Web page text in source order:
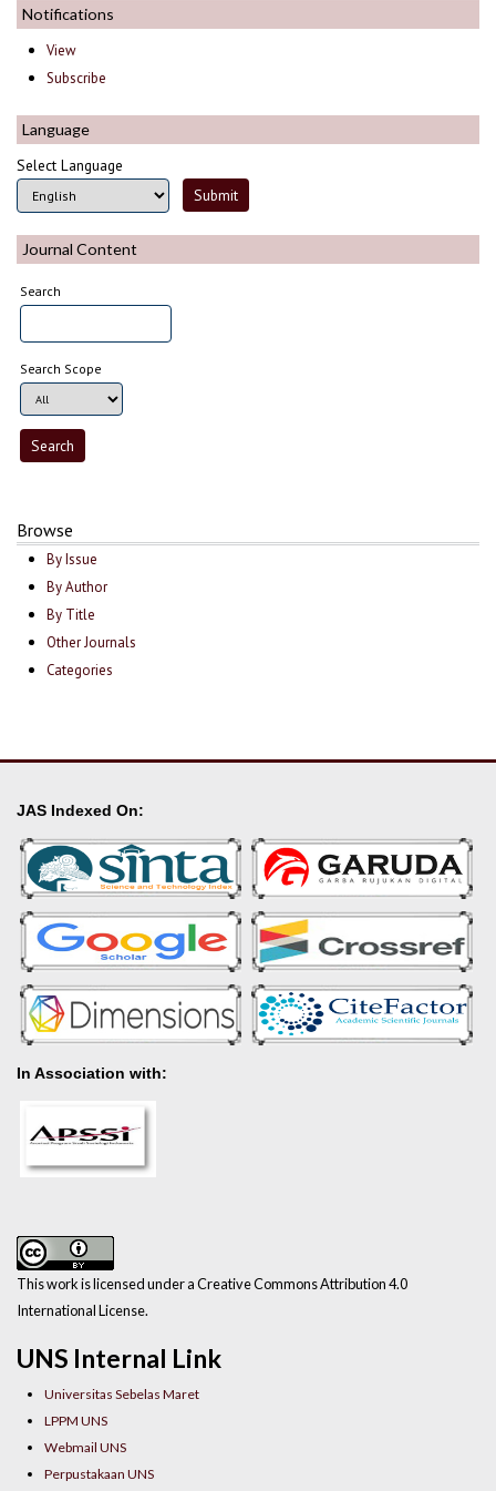
Notifications
View
Subscribe
Language
Select Language
Journal Content
Search
Search Scope
Browse
By Issue
By Author
By Title
Other Journals
Categories
UNS Internal Link
Universitas Sebelas Maret
LPPM UNS
Webmail UNS
Perpustakaan UNS
JAS Indexed On:
In Association with:
This work is licensed under a Creative Commons Attribution 4.0
International License.